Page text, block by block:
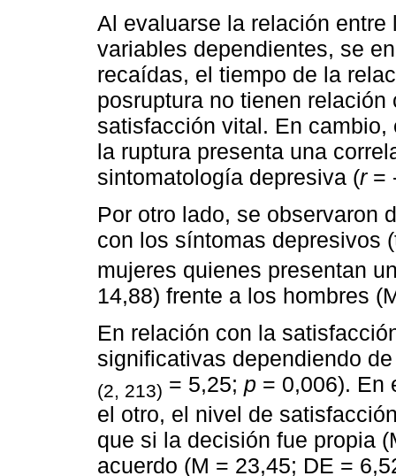
Al evaluarse la relación
variables dependientes, se
recaídas, el tiempo de la
posruptura no tienen
satisfacción vital. En
la ruptura presenta una
sintomatología depresiva (r=
Por otro lado, se observaron
con los síntomas depresivos
mujeres quienes presentan
14,88) frente a los hombres
En relación con la
significativas dependiendo
(2, 213) = 5,25; p = 0,006). En
el otro, el nivel de
que si la decisión fue propia
acuerdo (M = 23,45; DE =